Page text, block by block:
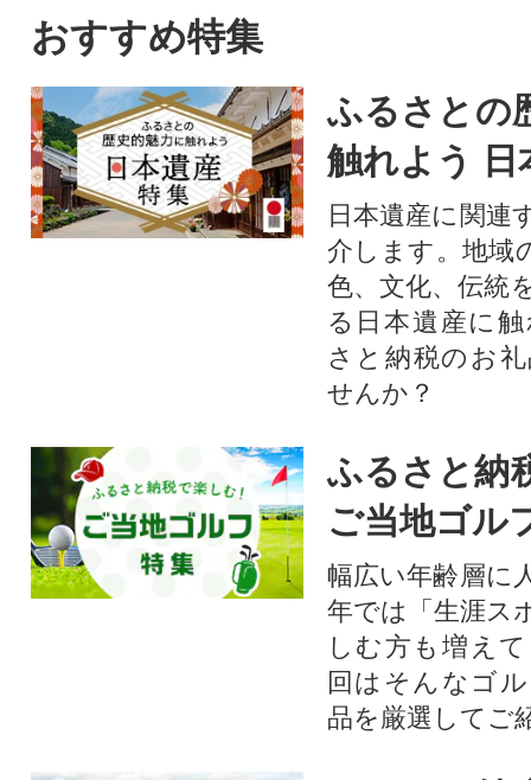
おすすめ特集
ふるさとの
触れよう 日
日本遺産に関連
介します。地域
色、文化、伝統
る日本遺産に
さと納税のお
せんか？​​​
ふるさと納
ご当地ゴル
幅広い年齢層に
年では「生涯ス
しむ方も増え
回はそんなゴ
品を厳選してご